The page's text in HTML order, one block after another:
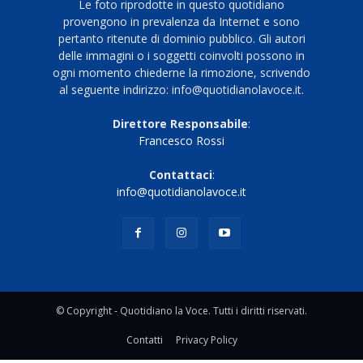
Le foto riprodotte in questo quotidiano
provengono in prevalenza da Internet e sono
pertanto ritenute di dominio pubblico. Gli autori
delle immagini o i soggetti coinvolti possono in
ogni momento chiederne la rimozione, scrivendo
al seguente indirizzo: info@quotidianolavoce.it.
Direttore Responsabile:
Francesco Rossi
Contattaci:
info@quotidianolavoce.it
© Copyright - Quotidiano la Voce. Tutti i diritti riservati.
Contatti Privacy Policy